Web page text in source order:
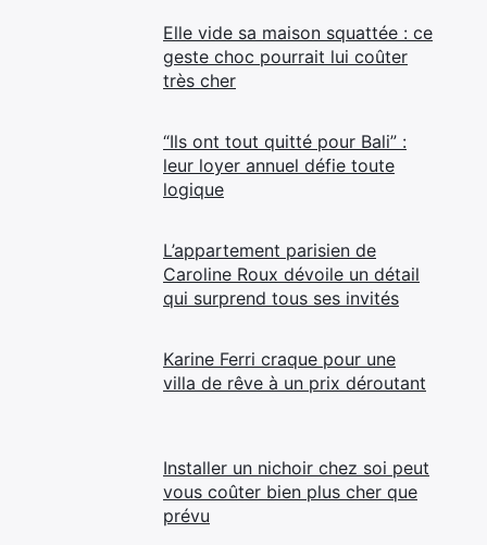
Elle vide sa maison squattée : ce
geste choc pourrait lui coûter
très cher
“Ils ont tout quitté pour Bali” :
leur loyer annuel défie toute
logique
L’appartement parisien de
Caroline Roux dévoile un détail
qui surprend tous ses invités
Karine Ferri craque pour une
villa de rêve à un prix déroutant
Installer un nichoir chez soi peut
vous coûter bien plus cher que
prévu